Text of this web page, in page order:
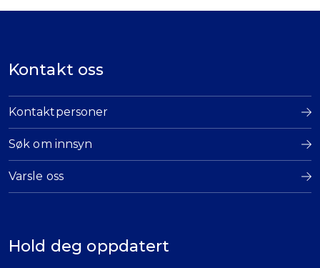
Kontakt oss
Kontaktpersoner
Søk om innsyn
Varsle oss
Hold deg oppdatert